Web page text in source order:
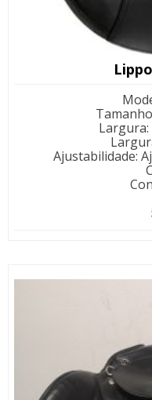
Largura:
Ajustabilidade: